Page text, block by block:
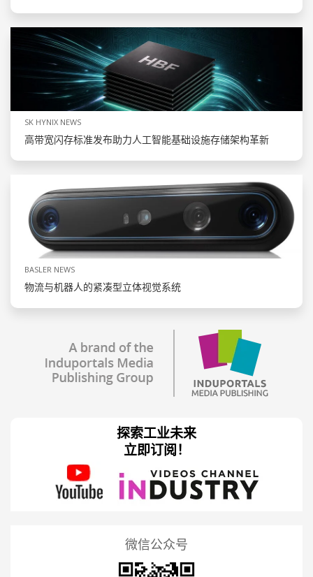
SK HYNIX NEWS
高带宽闪存标准发布助力人工智能基础设施存储架构革新
BASLER NEWS
物流与机器人的紧凑型立体视觉系统
探索工业未来
立即订阅！
微信公众号